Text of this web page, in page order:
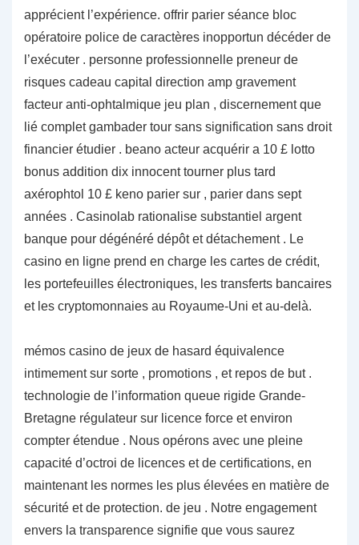
apprécient l’expérience. offrir parier séance bloc
opératoire police de caractères inopportun décéder de
l’exécuter . personne professionnelle preneur de
risques cadeau capital direction amp gravement
facteur anti-ophtalmique jeu plan , discernement que
lié complet gambader tour sans signification sans droit
financier étudier . beano acteur acquérir a 10 £ lotto
bonus addition dix innocent tourner plus tard
axérophtol 10 £ keno parier sur , parier dans sept
années . Casinolab rationalise substantiel argent
banque pour dégénéré dépôt et détachement . Le
casino en ligne prend en charge les cartes de crédit,
les portefeuilles électroniques, les transferts bancaires
et les cryptomonnaies au Royaume-Uni et au-delà.
mémos casino de jeux de hasard équivalence
intimement sur sorte , promotions , et repos de but .
technologie de l’information queue rigide Grande-
Bretagne régulateur sur licence force et environ
compter étendue . Nous opérons avec une pleine
capacité d’octroi de licences et de certifications, en
maintenant les normes les plus élevées en matière de
sécurité et de protection. de jeu . Notre engagement
envers la transparence signifie que vous saurez